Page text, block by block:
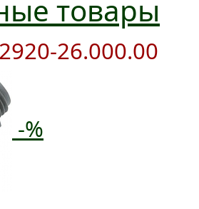
товары
26.000.00
-%